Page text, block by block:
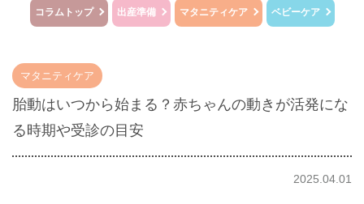
コラムトップ 出産準備 マタニティケア ベビーケア
胎動はいつから始まる？赤ちゃんの動きが活発にな
る時期や受診の目安
2025.04.01